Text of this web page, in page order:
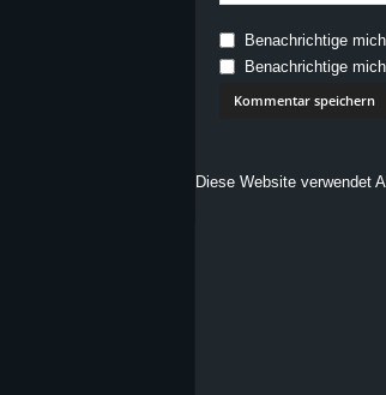
Benachrichtige
Benachrichtige
Diese Website verwendet